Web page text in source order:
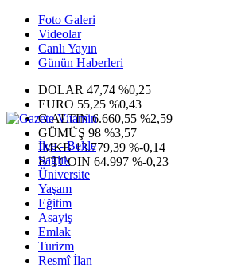
Foto Galeri
Videolar
Canlı Yayın
Günün Haberleri
DOLAR 47,74 %0,25
EURO 55,25 %0,43
G.ALTIN6.660,55 %2,59
GÜMÜŞ 98 %3,57
IMKB13.779,39 %-0,14
BITCOIN 64.997 %-0,23
İlçe - Belde
Sağlık
Üniversite
Yaşam
Eğitim
Asayiş
Emlak
Turizm
Resmî İlan